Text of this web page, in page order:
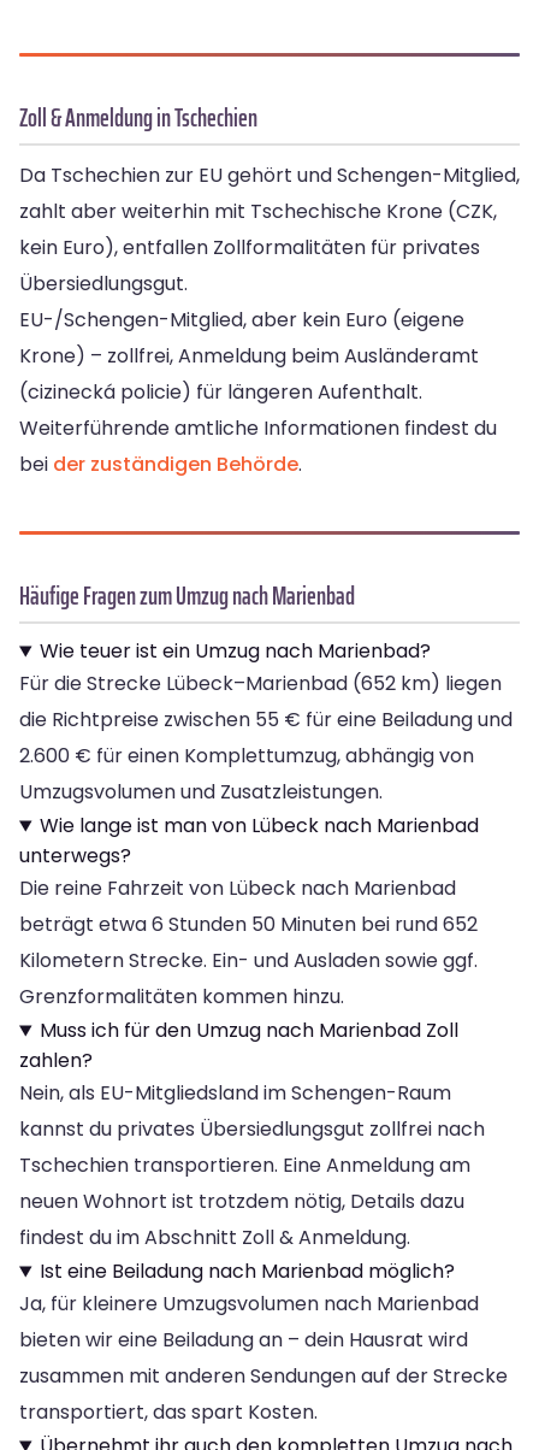
Zoll & Anmeldung in Tschechien
Da Tschechien zur EU gehört und Schengen-Mitglied,
zahlt aber weiterhin mit Tschechische Krone (CZK,
kein Euro), entfallen Zollformalitäten für privates
Übersiedlungsgut.
EU-/Schengen-Mitglied, aber kein Euro (eigene
Krone) – zollfrei, Anmeldung beim Ausländeramt
(cizinecká policie) für längeren Aufenthalt.
Weiterführende amtliche Informationen findest du
bei der zuständigen Behörde.
Häufige Fragen zum Umzug nach Marienbad
Wie teuer ist ein Umzug nach Marienbad?
Für die Strecke Lübeck–Marienbad (652 km) liegen
die Richtpreise zwischen 55 € für eine Beiladung und
2.600 € für einen Komplettumzug, abhängig von
Umzugsvolumen und Zusatzleistungen.
Wie lange ist man von Lübeck nach Marienbad
unterwegs?
Die reine Fahrzeit von Lübeck nach Marienbad
beträgt etwa 6 Stunden 50 Minuten bei rund 652
Kilometern Strecke. Ein- und Ausladen sowie ggf.
Grenzformalitäten kommen hinzu.
Muss ich für den Umzug nach Marienbad Zoll
zahlen?
Nein, als EU-Mitgliedsland im Schengen-Raum
kannst du privates Übersiedlungsgut zollfrei nach
Tschechien transportieren. Eine Anmeldung am
neuen Wohnort ist trotzdem nötig, Details dazu
findest du im Abschnitt Zoll & Anmeldung.
Ist eine Beiladung nach Marienbad möglich?
Ja, für kleinere Umzugsvolumen nach Marienbad
bieten wir eine Beiladung an – dein Hausrat wird
zusammen mit anderen Sendungen auf der Strecke
transportiert, das spart Kosten.